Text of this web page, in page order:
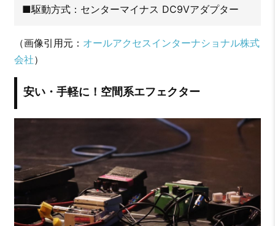
■駆動方式：センターマイナス DC9Vアダプター
（画像引用元： オールアクセスインターナショナル株式
会社）
安い・手軽に！空間系エフェクター